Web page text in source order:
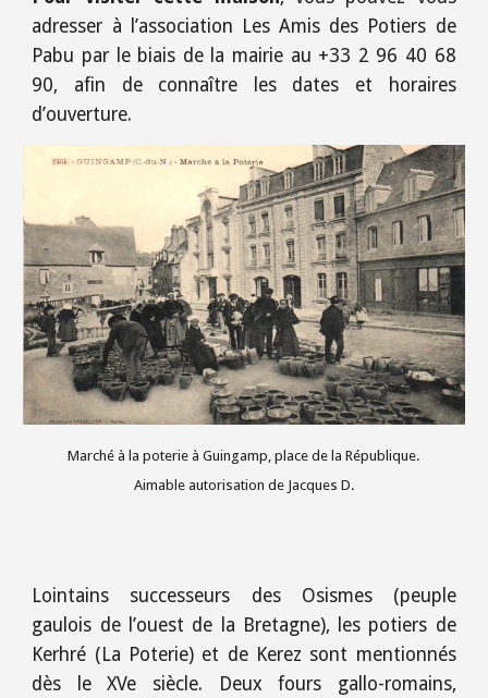
adresser à l’association Les Amis des Potiers de
Pabu par le biais de la mairie au +33 2 96 40 68
90, afin de connaître les dates et horaires
d’ouverture.
Marché à la poterie à Guingamp, place de la République.
Aimable autorisation de Jacques D.
Lointains successeurs des Osismes (peuple
gaulois de l’ouest de la Bretagne), les potiers de
Kerhré (La Poterie) et de Kerez sont mentionnés
dès le XVe siècle. Deux fours gallo-romains,